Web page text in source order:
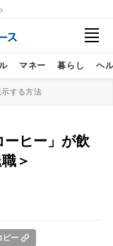
マネー 暮らし ヘ
する方法
ーヒー」が飲
＞
ピー